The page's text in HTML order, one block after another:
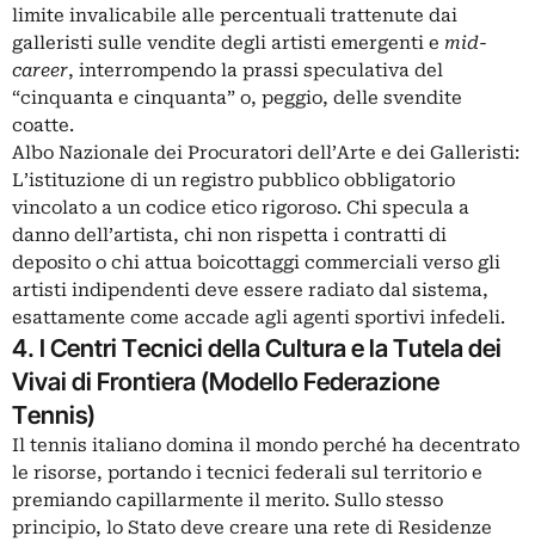
limite invalicabile alle percentuali trattenute dai
galleristi sulle vendite degli artisti emergenti e mid-
career, interrompendo la prassi speculativa del
“cinquanta e cinquanta” o, peggio, delle svendite
coatte.
Albo Nazionale dei Procuratori dell’Arte e dei Galleristi:
L’istituzione di un registro pubblico obbligatorio
vincolato a un codice etico rigoroso. Chi specula a
danno dell’artista, chi non rispetta i contratti di
deposito o chi attua boicottaggi commerciali verso gli
artisti indipendenti deve essere radiato dal sistema,
esattamente come accade agli agenti sportivi infedeli.
4. I Centri Tecnici della Cultura e la Tutela dei
Vivai di Frontiera (Modello Federazione
Tennis)
Il tennis italiano domina il mondo perché ha decentrato
le risorse, portando i tecnici federali sul territorio e
premiando capillarmente il merito. Sullo stesso
principio, lo Stato deve creare una rete di Residenze